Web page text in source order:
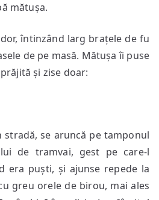
mătușa.
întinzând larg brațele de fu
de pe masă. Mătușa îi puse
și zise doar:
se aruncă pe tamponul
de tramvai, gest pe care-l
era puști, și ajunse repede la
greu orele de birou, mai ales